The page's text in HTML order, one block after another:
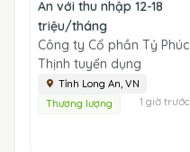
An với thu nhập 12-18
triệu/tháng
Công ty Cổ phần Tỷ Phúc
Thịnh tuyển dụng
Tỉnh Long An, VN
Thương lượng
1 giờ trước